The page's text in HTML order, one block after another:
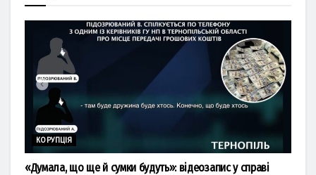
КОРУПЦІЯ
«Думала, що ще й сумки будуть»: відеозапис у справі